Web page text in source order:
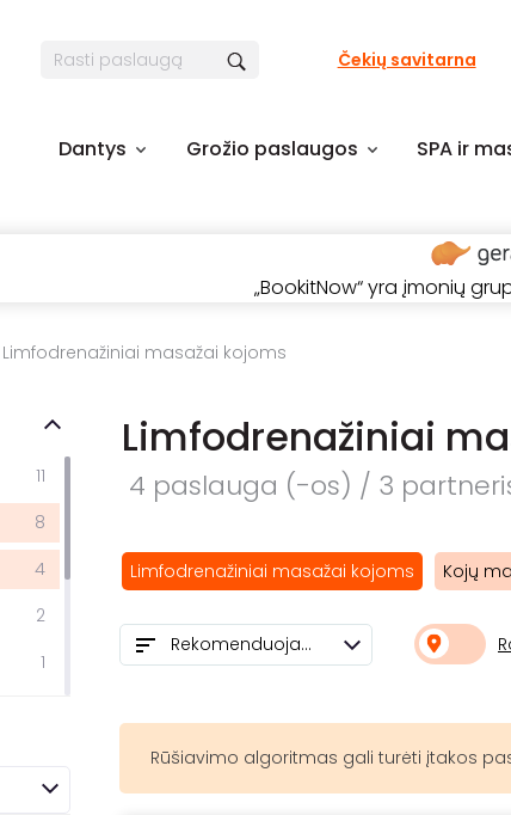
Čekių savitarna
Dantys Grožio paslaugos SPA ir
„BookitNow“ yra įmonių
Limfodrenažiniai masažai kojoms
Limfodrenažiniai
4 paslauga (-os) / 3
Limfodrenažiniai masažai kojoms Kojų
11
8
4
2
1
Rekomenduojami
Rūšiavimo algoritmas gali turėti įtakos